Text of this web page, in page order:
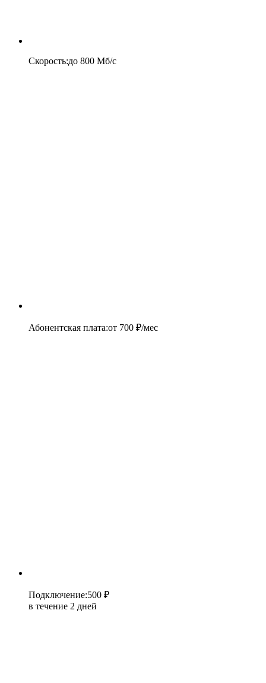
Скорость:до 800 Мб/c
Абонентская плата:от 700 ₽/мес
Подключение:500 ₽
в течение 2 дней